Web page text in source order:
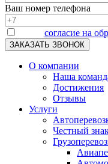
Ваш номер телефона
согласие на
О компании
Наша
Достижения
Отзывы
Услуги
Честный